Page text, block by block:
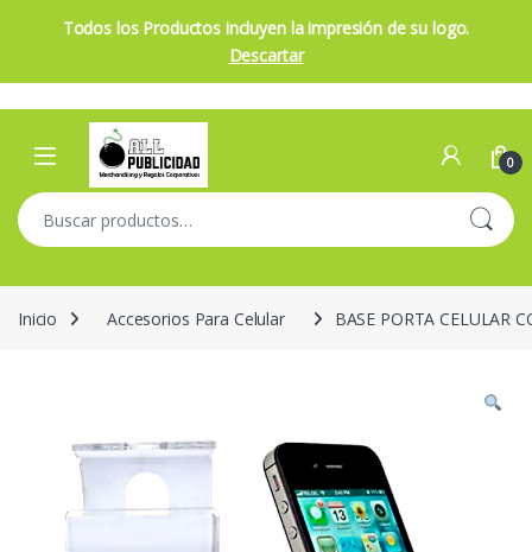
Todos los Productos incluyen la impresión de su logo.
Descartar
Skip to navigation
Skip to content
Open 0
Buscar por:
Inicio Accesorios Para Celular BASE PORTA CELULAR